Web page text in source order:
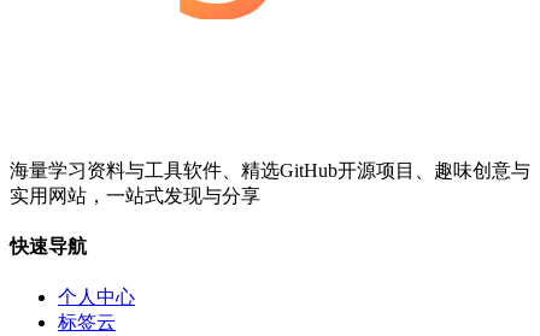
海量学习资料与工具软件、精选GitHub开源项目、趣味创意与
实用网站，一站式发现与分享
快速导航
个人中心
标签云